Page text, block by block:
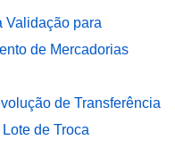
Validação para
de Mercadorias
de Transferência
de Troca